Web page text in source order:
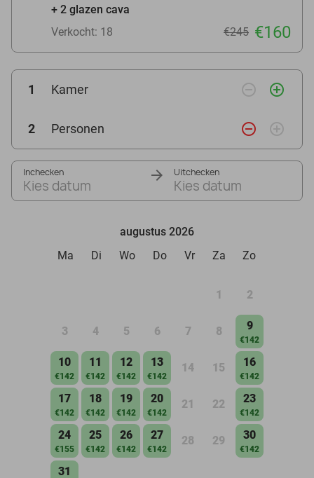
+ 2 glazen cava
Verkocht: 18 €245 €160
1 Kamer remove_circle_outline add_circle_outline
2 Personen remove_circle_outline add_circle_outline
Inchecken
Kies datum
Uitchecken
Kies datum
augustus 2026
Ma
Di Wo Do Vr Za Zo
1 2
3 4 5 6 7 8 9
€142
10
€142
11
€142
12
€142
13
€142
14 15 16
€142
17
€142
18
€142
19
€142
20
€142
21 22 23
€142
24
€155
25
€142
26
€142
27
€142
28 29 30
€142
31